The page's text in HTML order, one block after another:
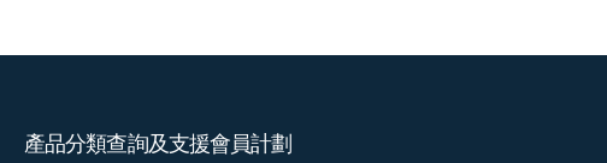
產品分類查詢及支援會員計劃